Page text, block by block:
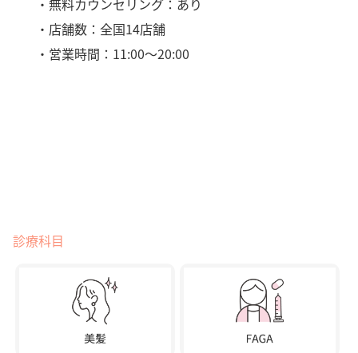
・店舗数：全国14店舗
・営業時間：11:00〜20:00
診療科目